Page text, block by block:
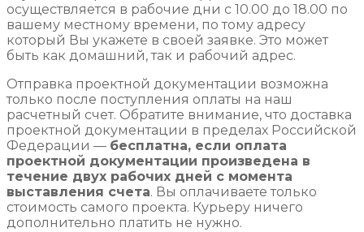
осуществляется в рабочие дни с 10.00 до 18.00 по
вашему местному времени, по тому адресу
который Вы укажете в своей заявке. Это может
быть как домашний, так и рабочий адрес.
Отправка проектной документации возможна
только после поступления оплаты на наш
расчетный счет. Обратите внимание, что доставка
проектной документации в пределах Российской
Федерации — бесплатна, если оплата
проектной документации произведена в
течение двух рабочих дней с момента
выставления счета. Вы оплачиваете только
стоимость самого проекта. Курьеру ничего
дополнительно платить не нужно.